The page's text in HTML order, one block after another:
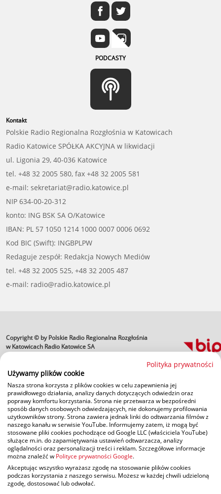
PODCASTY
Kontakt
Polskie Radio Regionalna Rozgłośnia w Katowicach
Radio Katowice SPÓŁKA AKCYJNA w likwidacji
ul. Ligonia 29, 40-036 Katowice
tel. +48 32 2005 580, fax +48 32 2005 581
e-mail: sekretariat@radio.katowice.pl
NIP 634-00-20-312
konto: ING BSK SA O/Katowice
IBAN: PL 57 1050 1214 1000 0007 0006 0692
Kod BIC (Swift): INGBPLPW
Redaguje zespół: Redakcja Nowych Mediów
tel. +48 32 2005 525, +48 32 2005 487
e-mail: radio@radio.katowice.pl
Copyright © by Polskie Radio Regionalna Rozgłośnia
w Katowicach Radio Katowice SA
Polityka prywatności
Używamy plików cookie
Nasza strona korzysta z plików cookies w celu zapewnienia jej
prawidłowego działania, analizy danych dotyczących odwiedzin oraz
poprawy komfortu korzystania. Strona nie przetwarza w bezpośredni
sposób danych osobowych odwiedzających, nie dokonujemy profilowania
użytkowników strony. Strona zawiera jednak linki do odtwarzania filmów z
naszego kanału w serwisie YouTube. Informujemy zatem, iż mogą być
stosowane pliki cookies pochodzące od Google LLC (właściciela YouTube)
służące m.in. do zapamiętywania ustawień odtwarzacza, analizy
oglądalności oraz personalizacji treści i reklam. Szczegółowe informacje
można znaleźć w Polityce prywatności Google.
Akceptując wszystko wyrażasz zgodę na stosowanie plików cookies
podczas korzystania z naszego serwisu. Możesz w każdej chwili udzieloną
zgodę, dostosować lub odwołać.